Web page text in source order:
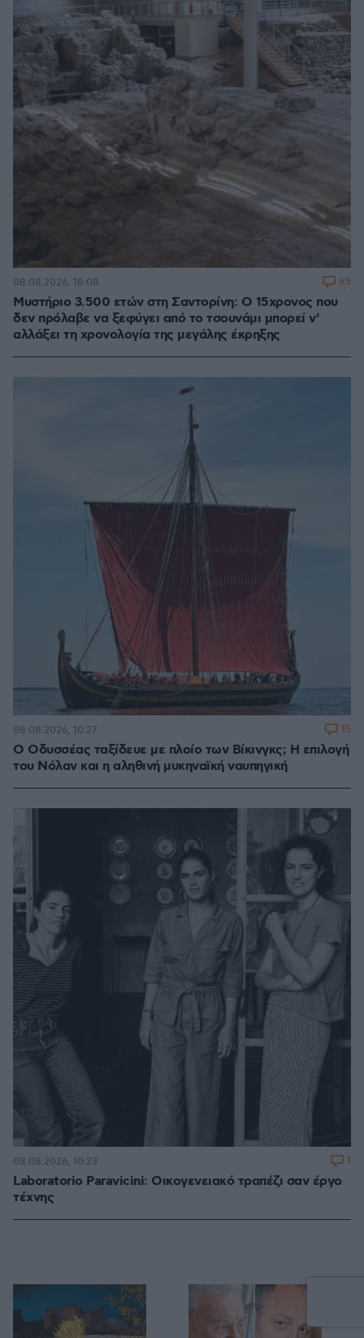
Μυστήριο 3.500 ετών στη Σαντορίνη: Ο 15χρονος που
δεν πρόλαβε να ξεφύγει από το τσουνάμι μπορεί ν'
αλλάξει τη χρονολογία της μεγάλης έκρηξης
08.08.2026, 18:08 85
Ο Οδυσσέας ταξίδευε με πλοίο των Βίκινγκς; Η επιλογή
του Νόλαν και η αληθινή μυκηναϊκή ναυπηγική
08.08.2026, 10:27 15
Laboratorio Paravicini: Οικογενειακό τραπέζι σαν έργο
τέχνης
08.08.2026, 10:23 1